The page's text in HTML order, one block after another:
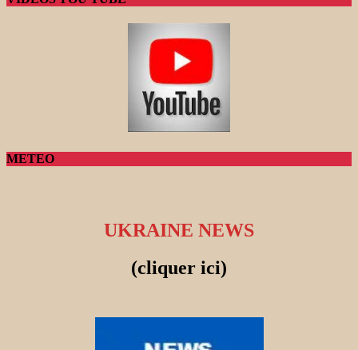
METEO
UKRAINE NEWS
(cliquer ici)